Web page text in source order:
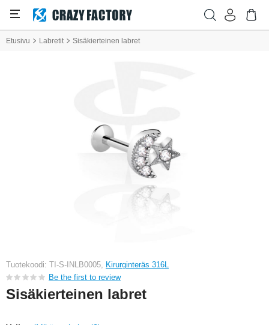
Etusivu Labretit Sisäkierteinen labret
Tuotekoodi: TI-S-INLB0005, Kirurginteräs 316L
Be the first to review
Sisäkierteinen labret